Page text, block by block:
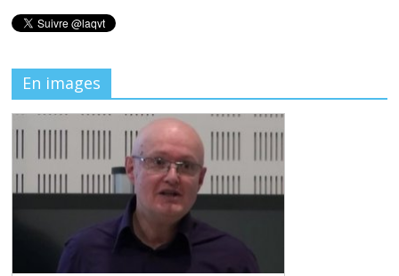
En images